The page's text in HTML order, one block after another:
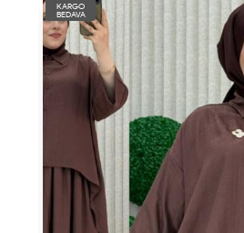
KARGO
BEDAVA